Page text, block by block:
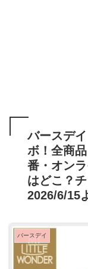
バースデ
ボ！全商
番・オン
はどこ？
2026/6/15
バースデイ